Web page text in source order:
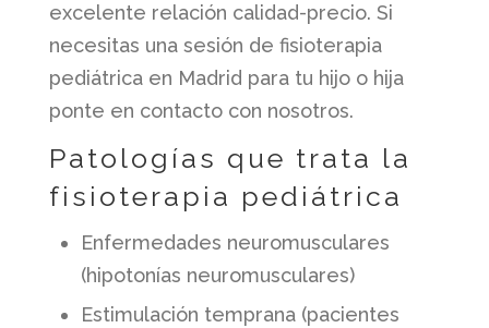
excelente relación calidad-precio. Si
necesitas una sesión de fisioterapia
pediátrica en Madrid para tu hijo o hija
ponte en contacto con nosotros.
Patologías que trata la
fisioterapia pediátrica
Enfermedades neuromusculares
(hipotonías neuromusculares)
Estimulación temprana (pacientes